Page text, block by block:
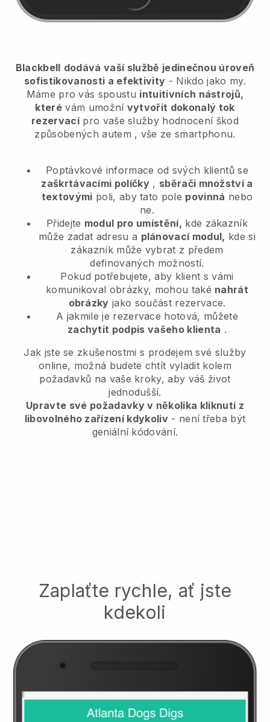
Blackbell dodává vaší službě jedinečnou úroveň
sofistikovanosti a efektivity - Nikdo jako my.
Máme pro vás spoustu intuitivních nástrojů,
které vám umožní vytvořit dokonalý tok
rezervací pro vaše služby hodnocení škod
způsobených autem , vše ze smartphonu.
Poptávkové informace od svých klientů se
zaškrtávacími políčky , sběrači množství a
textovými poli, aby tato pole povinná nebo
ne.
Přidejte modul pro umístění, kde zákazník
může zadat adresu a plánovací modul, kde si
zákazník může vybrat z předem
definovaných možností.
Pokud potřebujete, aby klient s vámi
komunikoval obrázky, mohou také nahrát
obrázky jako součást rezervace.
A jakmile je rezervace hotová, můžete
zachytit podpis vašeho klienta .
Jak jste se zkušenostmi s prodejem své služby
online, možná budete chtít vyladit kolem
požadavků na vaše kroky, aby váš život
jednodušší.
Upravte své požadavky v několika kliknutí z
libovolného zařízení kdykoliv- není třeba být
geniální kódování.
Zaplaťte rychle, ať jste
kdekoli